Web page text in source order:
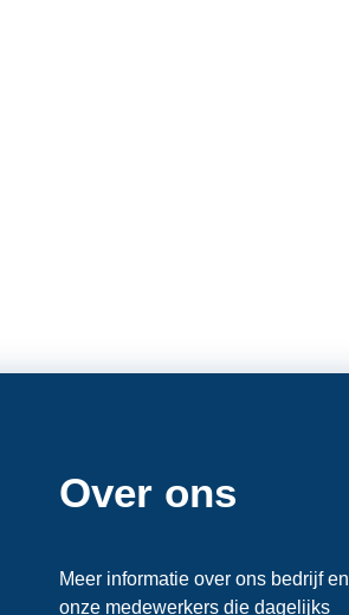
Over ons
Meer informatie over ons bedrijf en
onze medewerkers die dagelijks